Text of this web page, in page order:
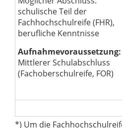
schulische Teil der
Fachhochschulreife (FHR),
berufliche Kenntnisse
Aufnahmevoraussetzung:
Mittlerer Schulabschluss
(Fachoberschulreife, FOR)
*) Um die